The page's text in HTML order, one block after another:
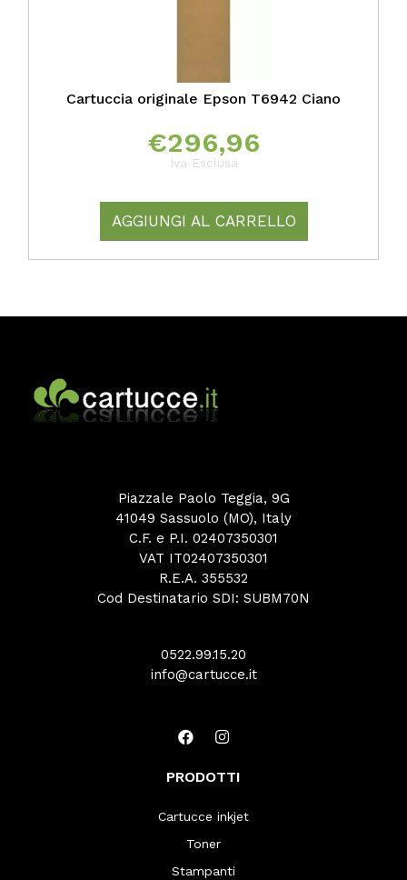
Cartuccia originale Epson T6942 Ciano
€296,96
Iva Esclusa
AGGIUNGI AL CARRELLO
Piazzale Paolo Teggia, 9G
41049 Sassuolo (MO), Italy
C.F. e P.I. 02407350301
VAT IT02407350301
R.E.A. 355532
Cod Destinatario SDI: SUBM70N
0522.99.15.20
info@cartucce.it
PRODOTTI
Cartucce inkjet
Toner
Stampanti